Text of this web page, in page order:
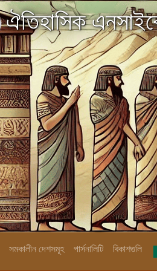
ঐতিহাসিক
সমকালীন দেশসমূহ পার্সনালিটি বিকাশগুলি